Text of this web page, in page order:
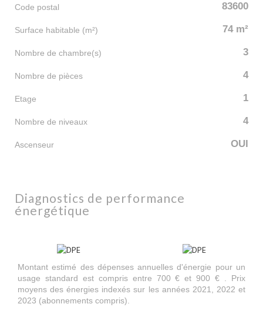
Code postal 83600
Surface habitable (m²) 74 m²
Nombre de chambre(s) 3
Nombre de pièces 4
Etage 1
Nombre de niveaux 4
Ascenseur OUI
diagnostics de performance
énergétique
Montant estimé des dépenses annuelles d'énergie pour un
usage standard est compris entre 700 € et 900 € . Prix
moyens des énergies indexés sur les années 2021, 2022 et
2023 (abonnements compris).